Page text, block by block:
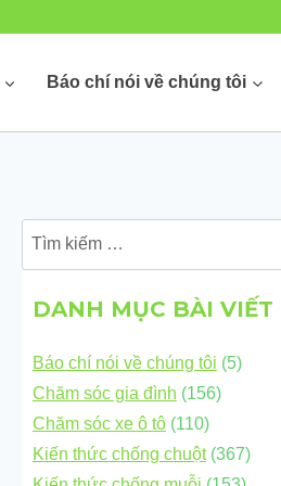
Báo chí nói về chúng tôi
Tìm
kiếm
cho:
DANH MỤC BÀI VIẾT
Báo chí nói về chúng tôi (5)
Chăm sóc gia đình (156)
Chăm sóc xe ô tô(110)
Kiến thức chống chuột(367)